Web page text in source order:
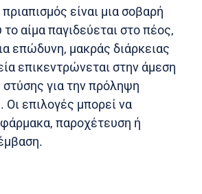
είναι μια σοβαρή
αίμα παγιδεύεται στο πέος,
επώδυνη, μακράς διάρκειας
επικεντρώνεται στην άμεση
για την πρόληψη
Οι επιλογές μπορεί να
παροχέτευση ή